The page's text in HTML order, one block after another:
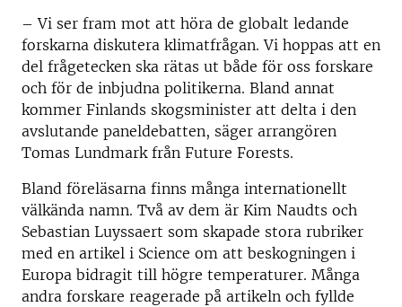
– Vi ser fram mot att höra de globalt ledande
forskarna diskutera klimatfrågan. Vi hoppas att en
del frågetecken ska rätas ut både för oss forskare
och för de inbjudna politikerna. Bland annat
kommer Finlands skogsminister att delta i den
avslutande paneldebatten, säger arrangören
Tomas Lundmark från Future Forests.
Bland föreläsarna finns många internationellt
välkända namn. Två av dem är Kim Naudts och
Sebastian Luyssaert som skapade stora rubriker
med en artikel i Science om att beskogningen i
Europa bidragit till högre temperaturer. Många
andra forskare reagerade på artikeln och fyllde